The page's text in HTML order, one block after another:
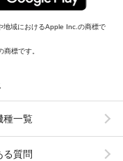
地域におけるApple Inc.の商標で
標です。
種一覧
る質問